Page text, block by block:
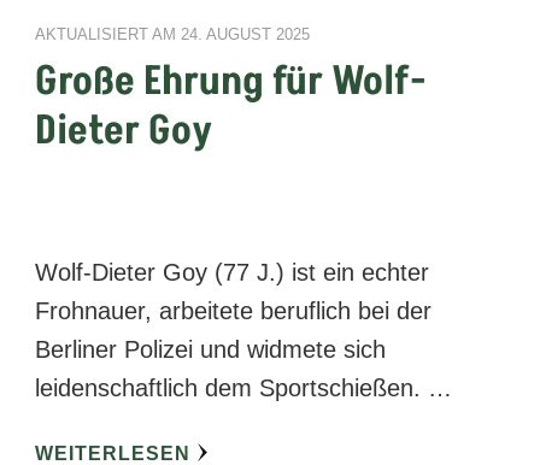
AKTUALISIERT AM 24. AUGUST 2025
Große Ehrung für Wolf-
Dieter Goy
Wolf-Dieter Goy (77 J.) ist ein echter
Frohnauer, arbeitete beruflich bei der
Berliner Polizei und widmete sich
leidenschaftlich dem Sportschießen. …
WEITERLESEN